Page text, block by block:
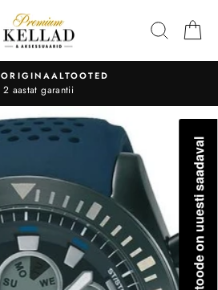
OTSI
2 aastat garantii